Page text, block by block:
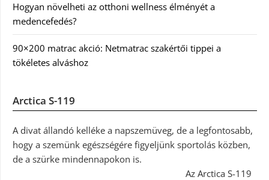
Hogyan növelheti az otthoni wellness élményét a
medencefedés?
90×200 matrac akció: Netmatrac szakértői tippei a
tökéletes alváshoz
Arctica S-119
A divat állandó kelléke a napszemüveg, de a legfontosabb,
hogy a szemünk egészségére figyeljünk sportolás közben,
de a szürke mindennapokon is.
Az Arctica S-119